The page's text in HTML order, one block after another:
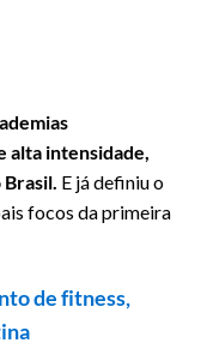
alta intensidade,
E já definiu o
focos da primeira
de fitness,